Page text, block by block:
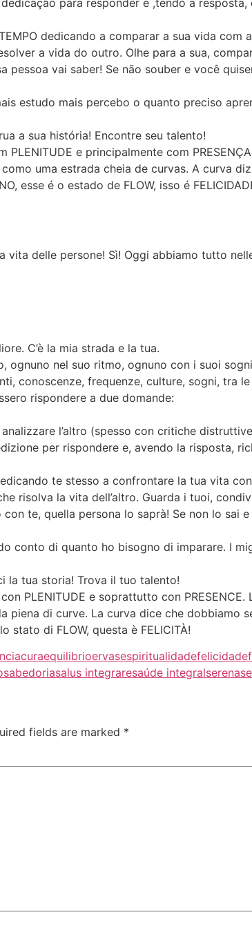
para responder e ,tendo a
dedicando a comparar a sua vida
a vida do outro. Olhe para a sua,
pessoa vai saber! Se não souber e você
estudo mais percebo o quanto preciso
a sua história! Encontre seu talento!
e principalmente com
uma estrada cheia de curvas. A curva diz
esse é o estado de FLOW, isso é
vita delle persone! Sì! Oggi abbiamo tutto
C’è la mia strada e la tua.
nel suo ritmo, ognuno con i suoi
conoscenze, frequenze, culture, sogni, tra
rispondere a due domande:
l’altro (spesso con critiche
per rispondere e, avendo la risposta,
te stesso a confrontare la tua vita
risolva la vita dell’altro. Guarda i tuoi,
te, quella persona lo saprà! Se non lo
conto di quanto ho bisogno di imparare. I
la tua storia! Trova il tuo talento!
PLENITUDE e soprattutto con
di curve. La curva dice che dobbiamo
di FLOW, questa è FELICITÀ!
curaequilibrioervasespiritualidadefelicidade
sabedoriasalus integraresaúde integralserena
fields are marked *